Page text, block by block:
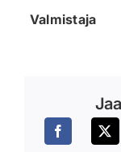
Valmistaja